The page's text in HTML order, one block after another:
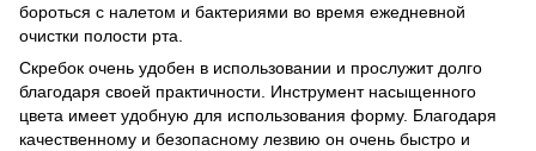
бороться с налетом и бактериями во время ежедневной
очистки полости рта.
Скребок очень удобен в использовании и прослужит долго
благодаря своей практичности. Инструмент насыщенного
цвета имеет удобную для использования форму. Благодаря
качественному и безопасному лезвию он очень быстро и